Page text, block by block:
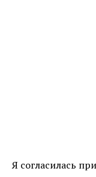
Я согласилась